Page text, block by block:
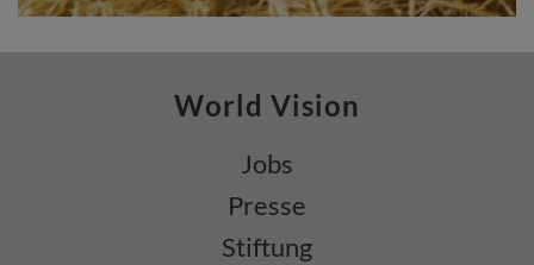
World Vision
Jobs
Presse
Stiftung